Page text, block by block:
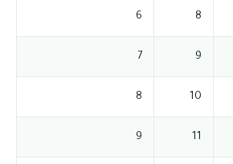
8
6
9
7
10
8
11
9